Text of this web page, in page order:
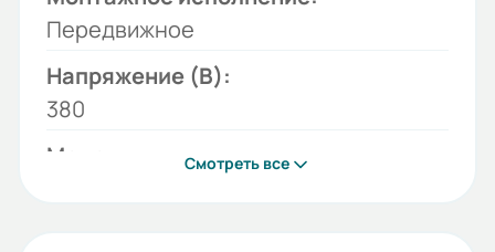
Передвижное
Напряжение (В):
380
Модель:
Смотреть все